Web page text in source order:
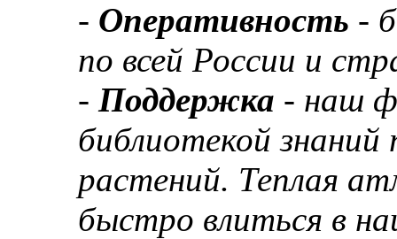
- Оперативность -
по всей России и
- Поддержка - наш
библиотекой
растений. Теплая
быстро влиться в